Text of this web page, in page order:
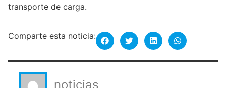
transporte de carga.
Comparte esta noticia:
noticias